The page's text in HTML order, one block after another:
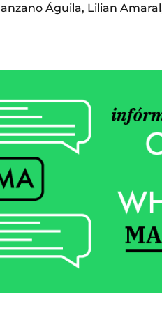
Águila, Lilian